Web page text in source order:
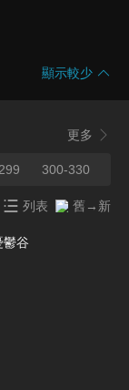
顯示較少
更多
300-330
列表 舊→新
鬱谷